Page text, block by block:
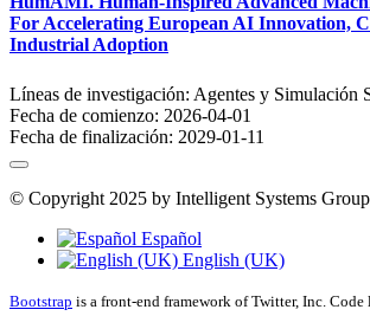
For Accelerating European AI Innovation,
Industrial Adoption
Líneas de investigación: Agentes y Simulación
Fecha de comienzo: 2026-04-01
Fecha de finalización: 2029-01-11
© Copyright 2025 by Intelligent Systems
Español
English (UK)
Bootstrap is a front-end framework of Twitter, Inc. Code